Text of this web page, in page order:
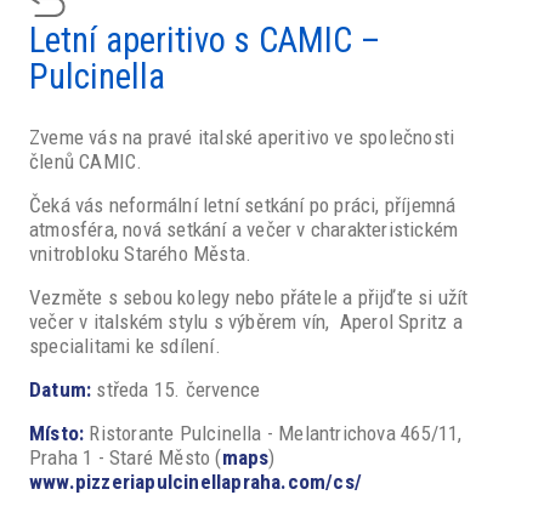
Rozvoj Trhu
Členové
Partneři
​​Projekty
Členská sekce
Letní aperitivo s CAMIC –
Pulcinella
Zveme vás na pravé italské aperitivo ve společnosti
členů CAMIC.
Čeká vás neformální letní setkání po práci, příjemná
atmosféra, nová setkání a večer v charakteristickém
vnitrobloku Starého Města.
Vezměte s sebou kolegy nebo přátele a přijďte si užít
večer v italském stylu s výběrem vín, Aperol Spritz a
specialitami ke sdílení.
Datum: středa 15. července
Místo: Ristorante Pulcinella - Melantrichova 465/11,
Praha 1 - Staré Město (maps)
www.pizzeriapulcinellapraha.com/cs/